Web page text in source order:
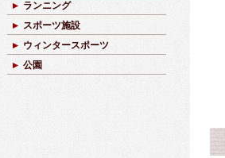
ランニング
スポーツ施設
ウィンタースポーツ
公園